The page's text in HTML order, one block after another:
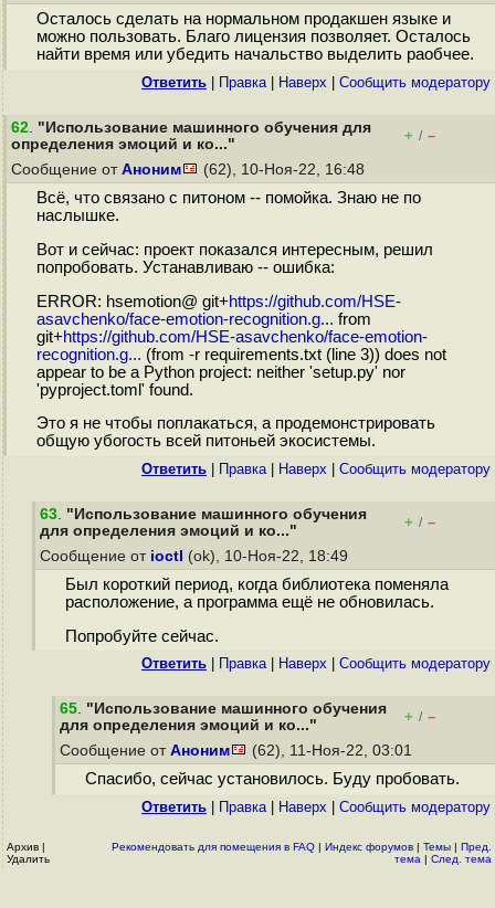
Осталось сделать на нормальном продакшен языке и
можно пользовать. Благо лицензия позволяет. Осталось
найти время или убедить начальство выделить раобчее.
Ответить Правка| Наверх Cообщить модератору
62. "Использование машинного обучения для
определения эмоций и ко..."
+ / –
Сообщение от Аноним (62), 10-Ноя-22, 16:48
Всё, что связано с питоном -- помойка. Знаю не по
наслышке.
Вот и сейчас: проект показался интересным, решил
попробовать. Устанавливаю -- ошибка:
ERROR: hsemotion@ git+https://github.com/HSE-
asavchenko/face-emotion-recognition.g... from
git+https://github.com/HSE-asavchenko/face-emotion-
recognition.g... (from -r requirements.txt (line 3)) does not
appear to be a Python project: neither 'setup.py' nor
'pyproject.toml' found.
Это я не чтобы поплакаться, а продемонстрировать
общую убогость всей питоньей экосистемы.
Ответить Правка| Наверх Cообщить модератору
63. "Использование машинного обучения
для определения эмоций и ко..."
+ / –
Сообщение от ioctl (ok), 10-Ноя-22, 18:49
Был короткий период, когда библиотека поменяла
расположение, а программа ещё не обновилась.
Попробуйте сейчас.
Ответить Правка| Наверх Cообщить модератору
65. "Использование машинного обучения
для определения эмоций и ко..."
+ / –
Сообщение от Аноним (62), 11-Ноя-22, 03:01
Спасибо, сейчас установилось. Буду пробовать.
Ответить Правка| Наверх Cообщить модератору
Архив |
Удалить
Рекомендовать для помещения в FAQ | Индекс форумов | Темы | Пред.
тема | След. тема